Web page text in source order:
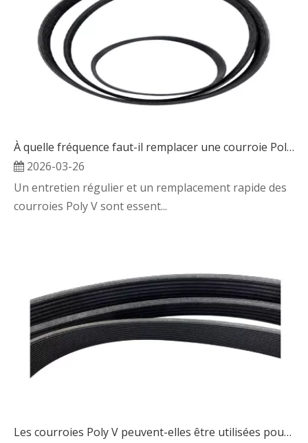
À quelle fréquence faut-il remplacer une courroie Poly V ?
2026-03-26
Un entretien régulier et un remplacement rapide des
courroies Poly V sont essent...
Les courroies Poly V peuvent-elles être utilisées pour remplacer les courroies trapézoïdales standard ?